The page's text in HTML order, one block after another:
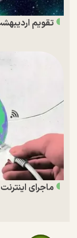
تقویم اردیبهشت ۱۴۰۵ و روز‌های تعطیل
ماجرای